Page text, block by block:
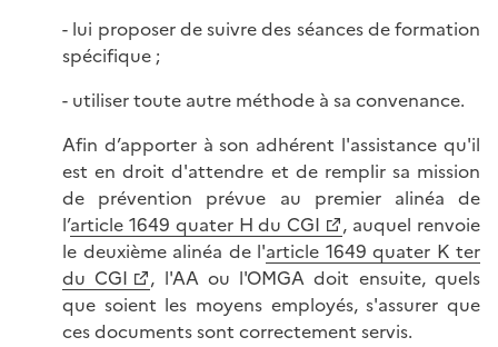
- lui proposer de suivre des séances de formation
spécifique ;
- utiliser toute autre méthode à sa convenance.
Afin d’apporter à son adhérent l'assistance qu'il
est en droit d'attendre et de remplir sa mission
de prévention prévue au premier alinéa de
l’article 1649 quater H du CGI
, auquel renvoie
le deuxième alinéa de l'article 1649 quater K ter
du CGI
, l'AA ou l'OMGA doit ensuite, quels
que soient les moyens employés, s'assurer que
ces documents sont correctement servis.